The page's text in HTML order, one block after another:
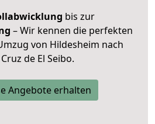
bis zur
– Wir kennen die perfekten
von Hildesheim nach
de El Seibo.
Angebote erhalten